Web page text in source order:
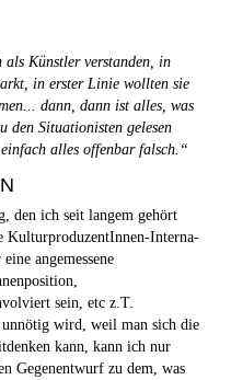
Künstler verstanden, in
in erster Linie wollten sie
dann, dann ist alles, was
den Situationisten gelesen
alles offenbar falsch.“
den ich seit langem gehört
KulturproduzentInnen-Interna-
angemessene
sein, etc z.T.
wird, weil man sich die
kann, kann ich nur
Gegenentwurf zu dem, was